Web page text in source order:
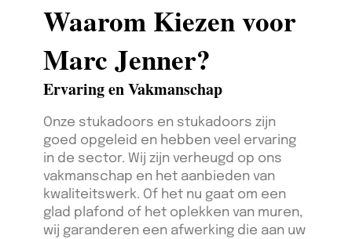
Waarom Kiezen voor
Marc Jenner?
Ervaring en Vakmanschap
Onze stukadoors en stukadoors zijn
goed opgeleid en hebben veel ervaring
in de sector. Wij zijn verheugd op ons
vakmanschap en het aanbieden van
kwaliteitswerk. Of het nu gaat om een
glad plafond of het oplekken van muren,
wij garanderen een afwerking die aan uw